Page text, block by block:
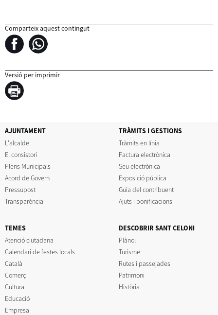
Comparteix aquest contingut
Versió per imprimir
AJUNTAMENT
L'alcalde
El consistori
Plens Municipals
Acord de Govern
Pressupost
Transparència
TRÀMITS I GESTIONS
Tràmits en línia
Factura electrònica
Seu electrònica
Exposició pública
Guia del contribuent
Ajuts i bonificacions
TEMES
Atenció ciutadana
Calendari de festes locals
Català
Comerç
Cultura
Educació
Empresa
DESCOBRIR SANT CELONI
Plànol
Turisme
Rutes i passejades
Patrimoni
Història